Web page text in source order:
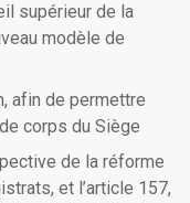
supérieur de la
modèle de
afin de permettre
corps du Siège
de la réforme
et l’article 157,